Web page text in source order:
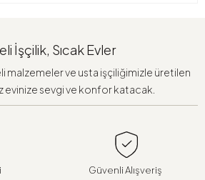
İşçilik, Sıcak Evler
malzemeler ve usta işçiliğimizle üretilen
evinize sevgi ve konfor katacak.
Güvenli Alışveriş